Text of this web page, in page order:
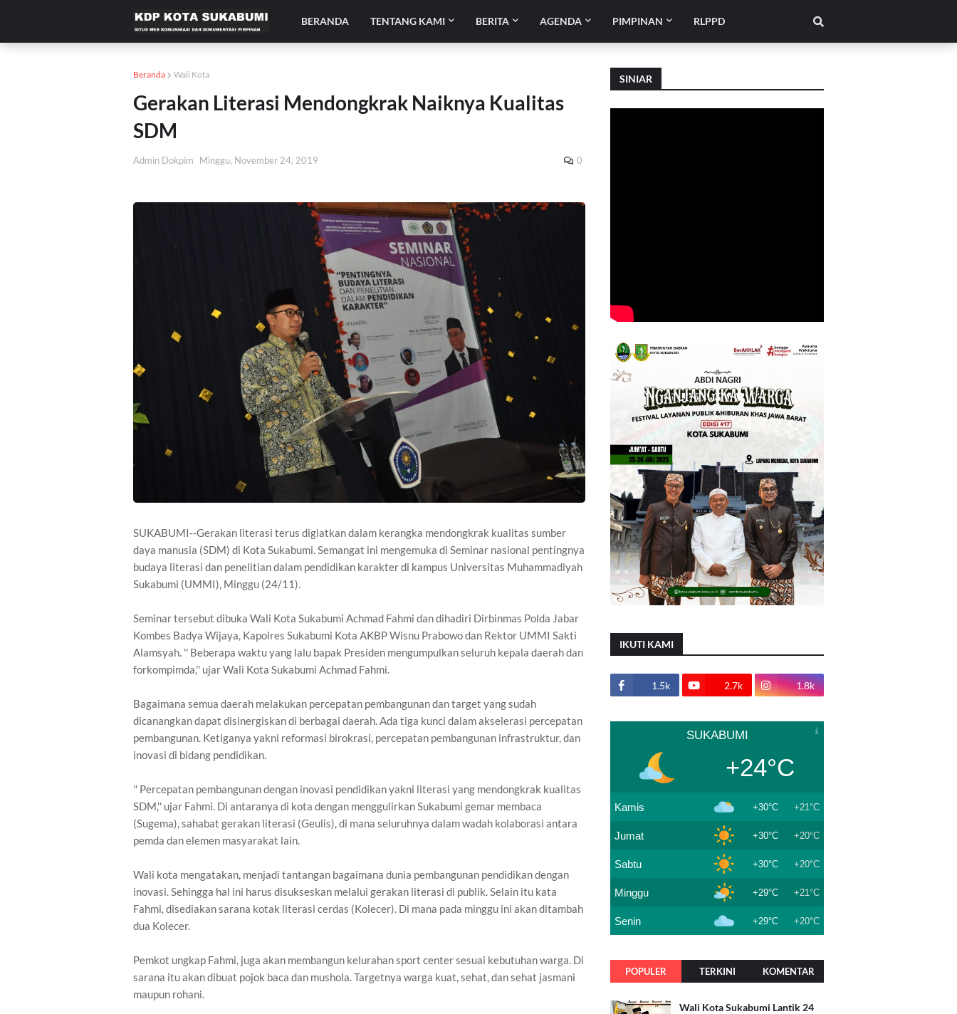
BERANDA TENTANG KAMI BERITA AGENDA PIMPINAN RLPPD
Beranda Wali Kota
Gerakan Literasi Mendongkrak Naiknya Kualitas
SDM
Admin Dokpim Minggu, November 24, 2019 0
SUKABUMI--Gerakan literasi terus digiatkan dalam kerangka mendongkrak kualitas sumber
daya manusia (SDM) di Kota Sukabumi. Semangat ini mengemuka di Seminar nasional pentingnya
budaya literasi dan penelitian dalam pendidikan karakter di kampus Universitas Muhammadiyah
Sukabumi (UMMI), Minggu (24/11).
Seminar tersebut dibuka Wali Kota Sukabumi Achmad Fahmi dan dihadiri Dirbinmas Polda Jabar
Kombes Badya Wijaya, Kapolres Sukabumi Kota AKBP Wisnu Prabowo dan Rektor UMMI Sakti
Alamsyah. '' Beberapa waktu yang lalu bapak Presiden mengumpulkan seluruh kepala daerah dan
forkompimda,'' ujar Wali Kota Sukabumi Achmad Fahmi.
Bagaimana semua daerah melakukan percepatan pembangunan dan target yang sudah
dicanangkan dapat disinergiskan di berbagai daerah. Ada tiga kunci dalam akselerasi percepatan
pembangunan. Ketiganya yakni reformasi birokrasi, percepatan pembangunan infrastruktur, dan
inovasi di bidang pendidikan.
'' Percepatan pembangunan dengan inovasi pendidikan yakni literasi yang mendongkrak kualitas
SDM,'' ujar Fahmi. Di antaranya di kota dengan menggulirkan Sukabumi gemar membaca
(Sugema), sahabat gerakan literasi (Geulis), di mana seluruhnya dalam wadah kolaborasi antara
pemda dan elemen masyarakat lain.
Wali kota mengatakan, menjadi tantangan bagaimana dunia pembangunan pendidikan dengan
inovasi. Sehingga hal ini harus disukseskan melalui gerakan literasi di publik. Selain itu kata
Fahmi, disediakan sarana kotak literasi cerdas (Kolecer). Di mana pada minggu ini akan ditambah
dua Kolecer.
Pemkot ungkap Fahmi, juga akan membangun kelurahan sport center sesuai kebutuhan warga. Di
sarana itu akan dibuat pojok baca dan mushola. Targetnya warga kuat, sehat, dan sehat jasmani
maupun rohani.
SINIAR
IKUTI KAMI
1.5k 2.7k 1.8k
SUKABUMI
+24°C
Kamis +30°C +21°C
Jumat +30°C +20°C
Sabtu +30°C +20°C
Minggu +29°C +21°C
Senin +29°C +20°C
POPULER TERKINI KOMENTAR
Wali Kota Sukabumi Lantik 24